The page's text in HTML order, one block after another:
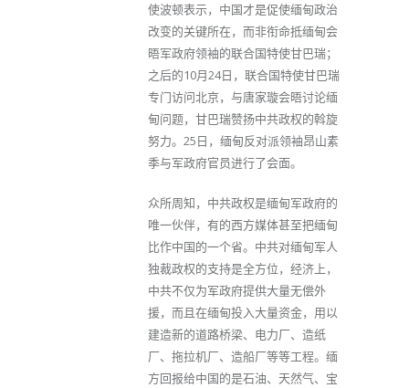
使波顿表示，中国才是促使缅甸政治
改变的关键所在，而非衔命抵缅甸会
晤军政府领袖的联合国特使甘巴瑞；
之后的10月24日，联合国特使甘巴瑞
专门访问北京，与唐家璇会晤讨论缅
甸问题，甘巴瑞赞扬中共政权的斡旋
努力。25日，缅甸反对派领袖昂山素
季与军政府官员进行了会面。
众所周知，中共政权是缅甸军政府的
唯一伙伴，有的西方媒体甚至把缅甸
比作中国的一个省。中共对缅甸军人
独裁政权的支持是全方位，经济上，
中共不仅为军政府提供大量无偿外
援，而且在缅甸投入大量资金，用以
建造新的道路桥梁、电力厂、造纸
厂、拖拉机厂、造船厂等等工程。缅
方回报给中国的是石油、天然气、宝